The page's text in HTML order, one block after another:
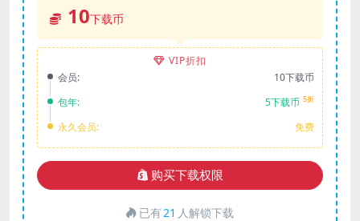
10下载币
VIP折扣
会员:
10下载币
包年:
5下载币 5折
永久会员: 免费
购买下载权限
已有21 人解锁下载